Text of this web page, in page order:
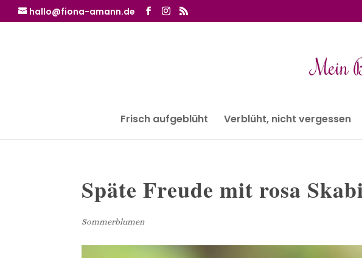
hallo@fiona-amann.de
Frisch aufgeblüht Verblüht, nicht vergessen
Späte Freude mit rosa
Sommerblumen